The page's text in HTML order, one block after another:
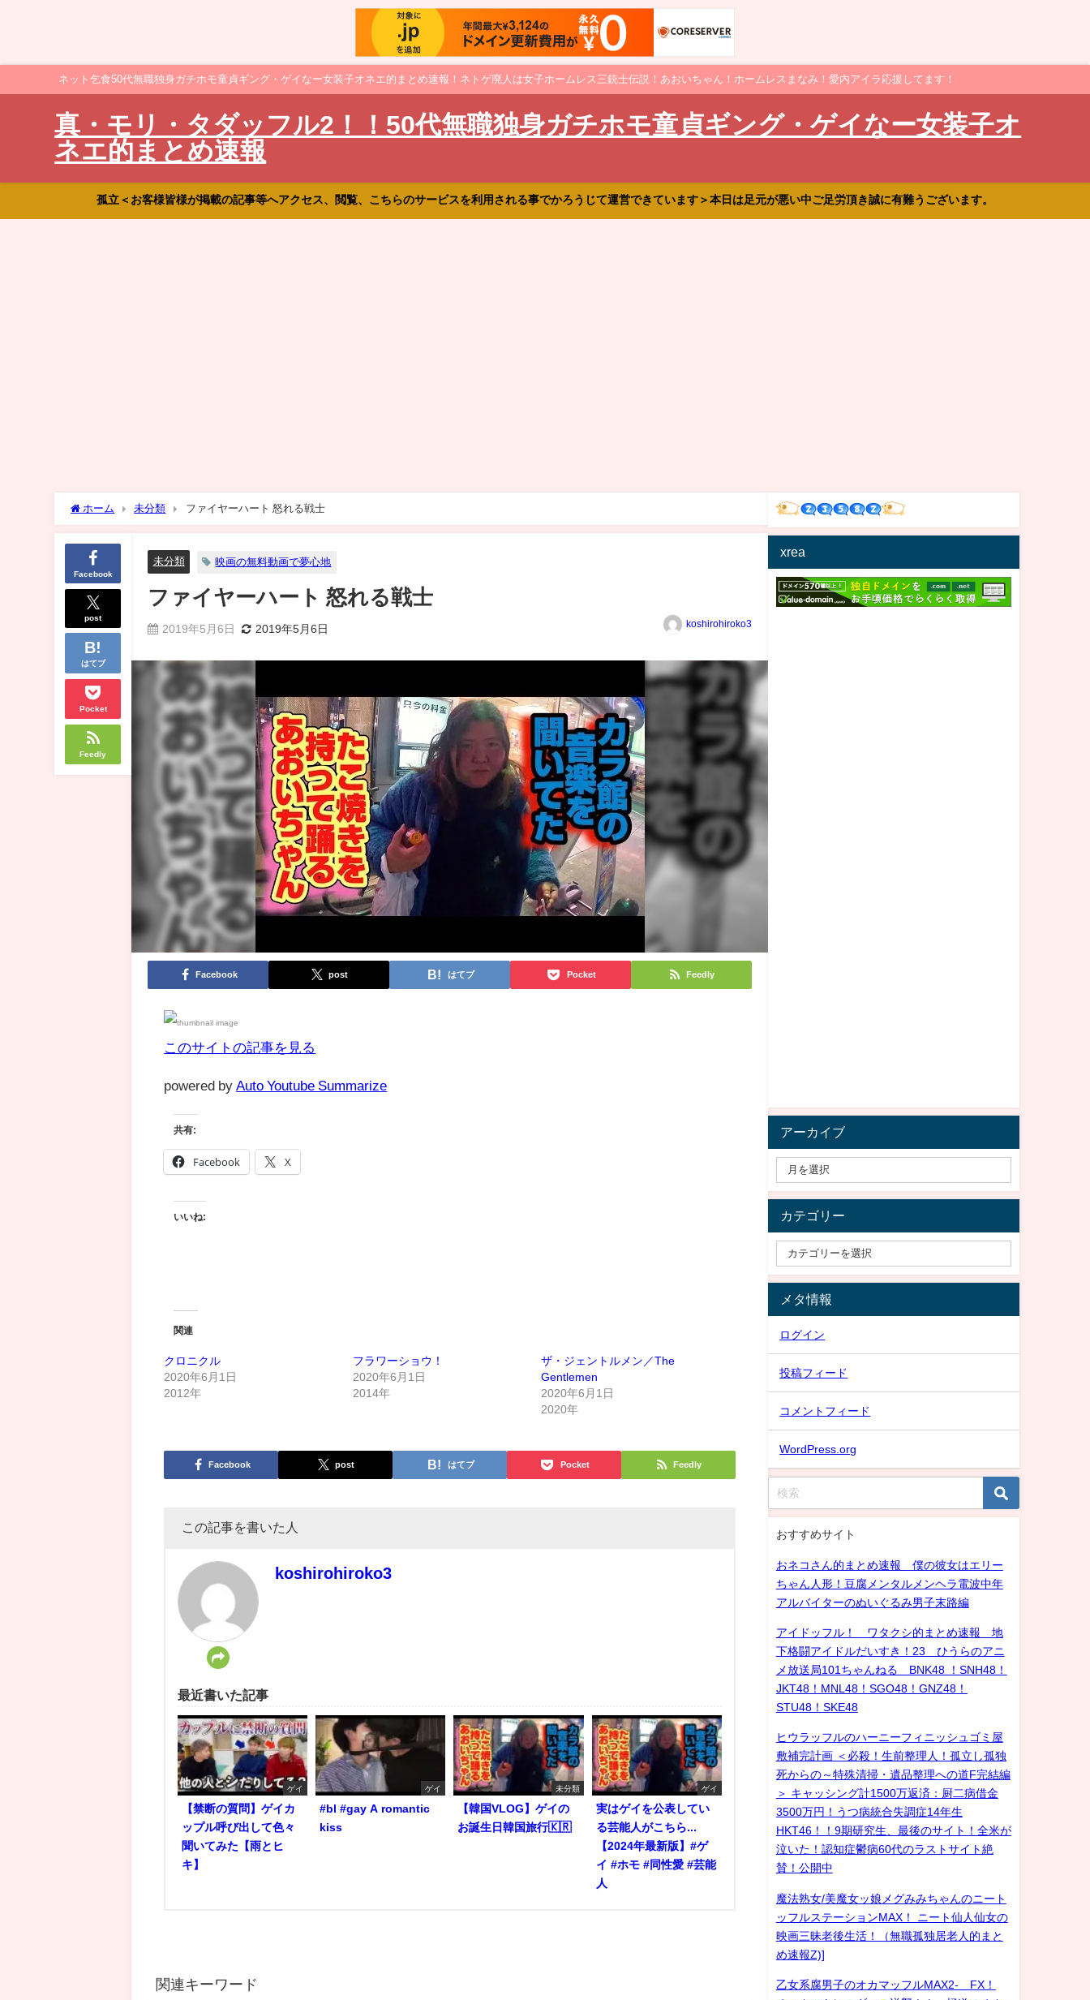
ネット乞食50代無職独身ガチホモ童貞ギング・ゲイなー女装子オネエ的まとめ速報！ネトゲ廃人は女子ホームレス三銃士伝説！あおいちゃん！ホームレスまなみ！愛内アイラ応援してます！
真・モリ・タダッフル2！！50代無職独身ガチホモ童貞ギング・ゲイなー女装子オ
ネエ的まとめ速報
孤立＜お客様皆様が掲載の記事等へアクセス、閲覧、こちらのサービスを利用される事でかろうじて運営できています＞本日は足元が悪い中ご足労頂き誠に有難うございます。
ホーム 未分類 ファイヤーハート 怒れる戦士
Facebook
post
はてブ
Pocket
Feedly
未分類 映画の無料動画で夢心地
ファイヤーハート 怒れる戦士
2019年5月6日 2019年5月6日 koshirohiroko3
Facebook post はてブ Pocket Feedly
このサイトの記事を見る
powered by Auto Youtube Summarize
共有:
Facebook X
いいね:
関連
クロニクル
2020年6月1日
2012年
フラワーショウ！
2020年6月1日
2014年
ザ・ジェントルメン／The
Gentlemen
2020年6月1日
2020年
Facebook post はてブ Pocket Feedly
この記事を書いた人
koshirohiroko3
最近書いた記事
ゲイ
【禁断の質問】ゲイカ
ップル呼び出して色々
聞いてみた【雨とヒ
キ】
ゲイ
#bl #gay A romantic
kiss
未分類
【韓国VLOG】ゲイの
お誕生日韓国旅行🇰🇷
ゲイ
実はゲイを公表してい
る芸能人がこちら...
【2024年最新版】#ゲ
イ #ホモ #同性愛 #芸能
人
関連キーワード
xrea
アーカイブ
カテゴリー
メタ情報
ログイン
投稿フィード
コメントフィード
WordPress.org
おすすめサイト
おネコさん的まとめ速報 僕の彼女はエリー
ちゃん人形！豆腐メンタルメンヘラ電波中年
アルバイターのぬいぐるみ男子末路編
アイドッフル！ ワタクシ的まとめ速報 地
下格闘アイドルだいすき！23 ひうらのアニ
メ放送局101ちゃんねる BNK48 ！SNH48！
JKT48！MNL48！SGO48！GNZ48！
STU48！SKE48
ヒウラッフルのハーニーフィニッシュゴミ屋
敷補完計画 ＜必殺！生前整理人！孤立し孤独
死からの～特殊清掃・遺品整理への道F完結編
＞ キャッシング計1500万返済：厨二病借金
3500万円！うつ病統合失調症14年生
HKT46！！9期研究生、最後のサイト！全米が
泣いた！認知症鬱病60代のラストサイト絶
賛！公開中
魔法熟女/美魔女ッ娘メグみみちゃんのニート
ッフルステーションMAX！ ニート仙人仙女の
映画三昧老後生活！（無職孤独居老人的まと
め速報Z)]
乙女系腐男子のオカマッフルMAX2- FX！